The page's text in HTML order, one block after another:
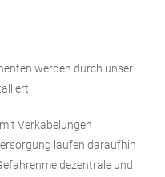
werden durch unser
Verkabelungen
laufen daraufhin
und